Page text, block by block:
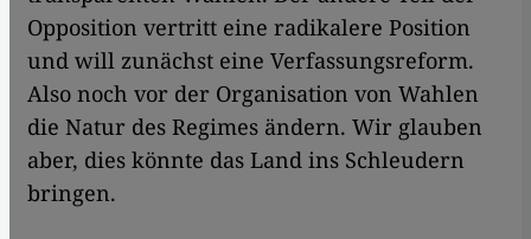
Opposition vertritt eine radikalere Position
und will zunächst eine Verfassungsreform.
Also noch vor der Organisation von Wahlen
die Natur des Regimes ändern. Wir glauben
aber, dies könnte das Land ins Schleudern
bringen.